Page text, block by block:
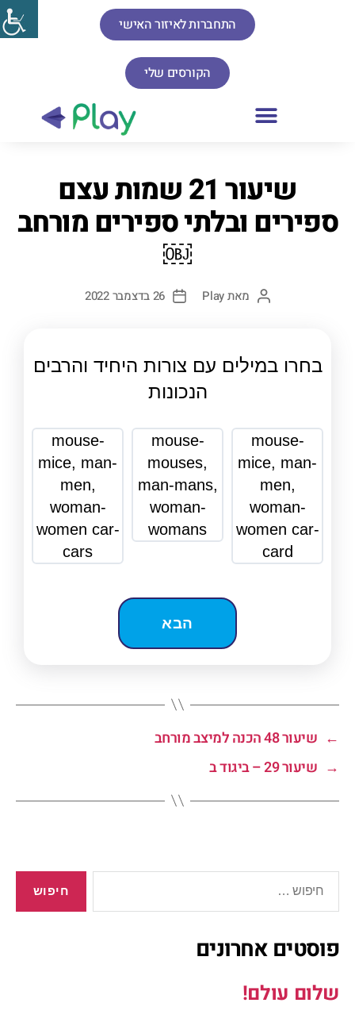
התחברות לאיזור האישי
הקורסים שלי
שיעור 21 שמות עצם
ספירים ובלתי ספירים מורחב
￼
מאתPlay 26 בדצמבר 2022
בחרו במילים עם צורות היחיד והרבים
הנכונות
mouse-
mice, man-
men,
woman-
women car-
card
mouse-
mouses,
man-mans,
woman-
womans
mouse-
mice, man-
men,
woman-
women car-
cars
← שיעור 48 הכנה למיצב מורחב
→ שיעור 29 – ביגוד ב
פוסטים אחרונים
שלום עולם!